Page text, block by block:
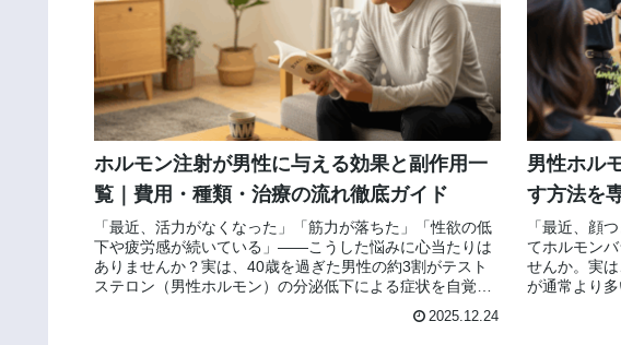
ホルモン注射が男性に与える効果と副作用一
覧｜費用・種類・治療の流れ徹底ガイド
「最近、活力がなくなった」「筋力が落ちた」「性欲の低
下や疲労感が続いている」——こうした悩みに心当たりは
ありませんか？実は、40歳を過ぎた男性の約3割がテスト
ステロン（男性ホルモン）の分泌低下による症状を自覚し
2025.12.24
男性ホル
す方法を
「最近、顔
てホルモン
せんか。実
が通常より